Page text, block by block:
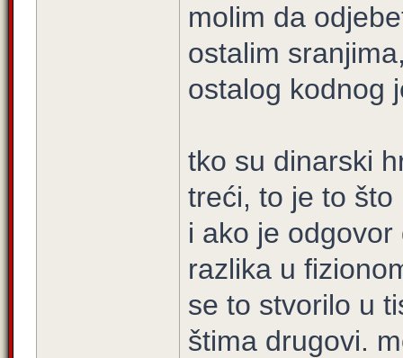
molim da
ostalim
ostalog kodnog
tko su dinarski
treći, to je to što
i ako je
razlika u
se to stvorilo u
štima drugovi.